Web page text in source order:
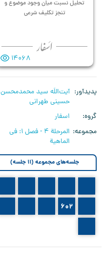
تحلیل نسبت میان وجود موضوع و
تنجز تکلیف شرعی
14068
پدیدآور
آیت‌اللَه سید محمدمحسن
حسینی طهرانی
گروه
اسفار
مجموعه
المرحلة 4 - فصل 1: فی
الماهیة
جلسه‌های مجموعه (11 جلسه)
602